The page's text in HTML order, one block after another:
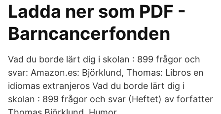
Ladda ner som PDF -
Barncancerfonden
Vad du borde lärt dig i skolan : 899 frågor och
svar: Amazon.es: Björklund, Thomas: Libros en
idiomas extranjeros Vad du borde lärt dig i
skolan : 899 frågor och svar (Heftet) av forfatter